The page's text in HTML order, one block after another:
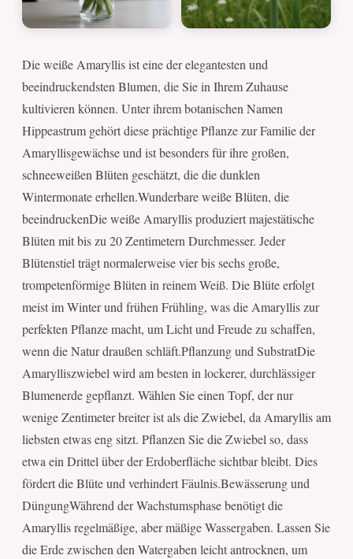
Die weiße Amaryllis ist eine der elegantesten und
beeindruckendsten Blumen, die Sie in Ihrem Zuhause
kultivieren können. Unter ihrem botanischen Namen
Hippeastrum gehört diese prächtige Pflanze zur Familie der
Amaryllisgewächse und ist besonders für ihre großen,
schneeweißen Blüten geschätzt, die die dunklen
Wintermonate erhellen.Wunderbare weiße Blüten, die
beeindruckenDie weiße Amaryllis produziert majestätische
Blüten mit bis zu 20 Zentimetern Durchmesser. Jeder
Blütenstiel trägt normalerweise vier bis sechs große,
trompetenförmige Blüten in reinem Weiß. Die Blüte erfolgt
meist im Winter und frühen Frühling, was die Amaryllis zur
perfekten Pflanze macht, um Licht und Freude zu schaffen,
wenn die Natur draußen schläft.Pflanzung und SubstratDie
Amarylliszwiebel wird am besten in lockerer, durchlässiger
Blumenerde gepflanzt. Wählen Sie einen Topf, der nur
wenige Zentimeter breiter ist als die Zwiebel, da Amaryllis am
liebsten etwas eng sitzt. Pflanzen Sie die Zwiebel so, dass
etwa ein Drittel über der Erdoberfläche sichtbar bleibt. Dies
fördert die Blüte und verhindert Fäulnis.Bewässerung und
DüngungWährend der Wachstumsphase benötigt die
Amaryllis regelmäßige, aber mäßige Wassergaben. Lassen Sie
die Erde zwischen den Watergaben leicht antrocknen, um